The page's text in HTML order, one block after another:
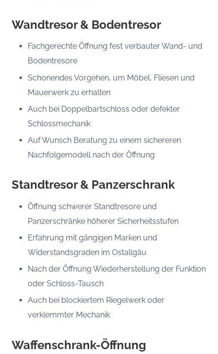
Wandtresor & Bodentresor
Fachgerechte Öffnung fest verbauter Wand- und
Bodentresore
Schonendes Vorgehen, um Möbel, Fliesen und
Mauerwerk zu erhalten
Auch bei Doppelbartschloss oder defekter
Schlossmechanik
Auf Wunsch Beratung zu einem sichereren
Nachfolgemodell nach der Öffnung
Standtresor & Panzerschrank
Öffnung schwerer Standtresore und
Panzerschränke höherer Sicherheitsstufen
Erfahrung mit gängigen Marken und
Widerstandsgraden im Ostallgäu
Nach der Öffnung Wiederherstellung der Funktion
oder Schloss-Tausch
Auch bei blockiertem Riegelwerk oder
verklemmter Mechanik
Waffenschrank-Öffnung